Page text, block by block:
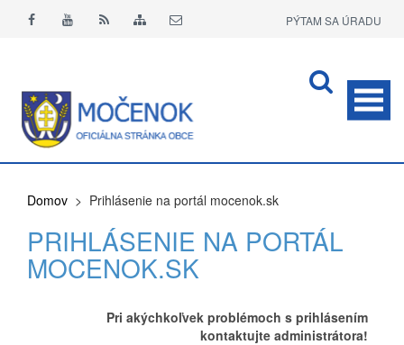
PÝTAM SA ÚRADU
Domov > Prihlásenie na portál mocenok.sk
PRIHLÁSENIE NA PORTÁL
MOCENOK.SK
Pri akýchkoľvek problémoch s prihlásením
kontaktujte administrátora!